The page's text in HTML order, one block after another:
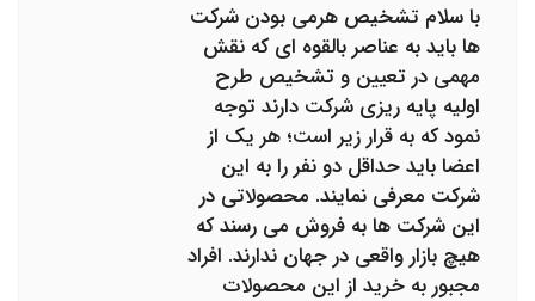
با سلام تشخیص هرمی بودن شرکت
ها باید به عناصر بالقوه ای که نقش
مهمی در تعیین و تشخیص طرح
اولیه پایه ریزی شرکت دارند توجه
نمود که به قرار زیر است؛ هر یک از
اعضا باید حداقل دو نفر را به این
شرکت معرفی نمایند. محصولاتی در
این شرکت ها به فروش می رسند که
هیچ بازار واقعی در جهان ندارند. افراد
مجبور به خرید از این محصولات